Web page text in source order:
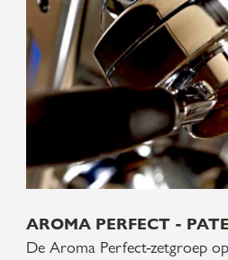
AROMA PERFECT -
De Aroma Perfect-zetgroep